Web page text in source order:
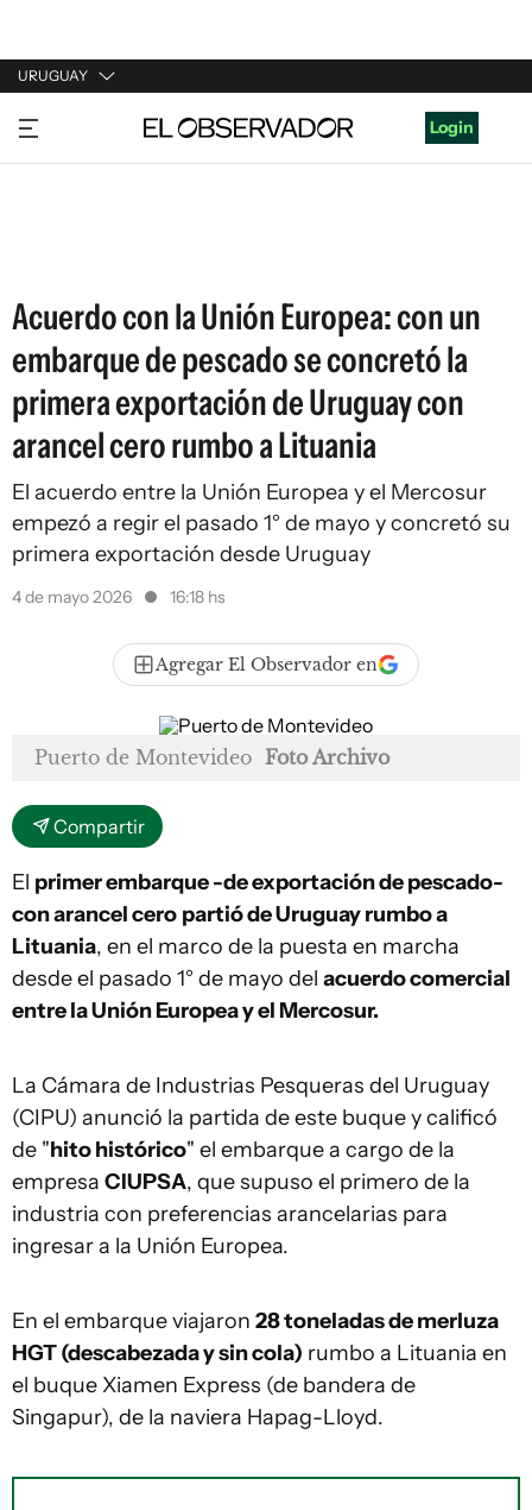
URUGUAY
URUGUAY
ARGENTINA
Login
Acuerdo con la Unión Europea: con un
embarque de pescado se concretó la
primera exportación de Uruguay con
arancel cero rumbo a Lituania
El acuerdo entre la Unión Europea y el Mercosur
empezó a regir el pasado 1° de mayo y concretó su
primera exportación desde Uruguay
4 de mayo 2026 16:18 hs
Agregar El Observador en
Puerto de Montevideo Foto Archivo
Compartir
El primer embarque -de exportación de pescado-
con arancel cero partió de Uruguay rumbo a
Lituania, en el marco de la puesta en marcha
desde el pasado 1° de mayo del acuerdo comercial
entre la Unión Europea y el Mercosur.
La Cámara de Industrias Pesqueras del Uruguay
(CIPU) anunció la partida de este buque y calificó
de "hito histórico" el embarque a cargo de la
empresa CIUPSA, que supuso el primero de la
industria con preferencias arancelarias para
ingresar a la Unión Europea.
En el embarque viajaron 28 toneladas de merluza
HGT (descabezada y sin cola) rumbo a Lituania en
el buque Xiamen Express (de bandera de
Singapur), de la naviera Hapag-Lloyd.